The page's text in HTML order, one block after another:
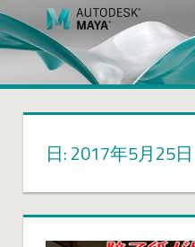
ス
キ
プ
日: 2017年5月25日